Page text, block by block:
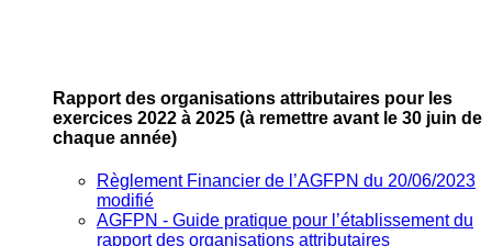
Rapport des organisations attributaires pour les
exercices 2022 à 2025 (à remettre avant le 30 juin de
chaque année)
Règlement Financier de l’AGFPN du 20/06/2023
modifié
AGFPN ‐ Guide pratique pour l’établissement du
rapport des organisations attributaires